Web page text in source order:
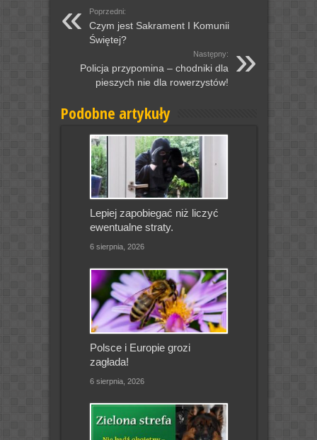
Poprzedni:
Czym jest Sakrament I Komunii
Świętej?
Następny:
Policja przypomina – chodniki dla
pieszych nie dla rowerzystów!
Podobne artykuły
Lepiej zapobiegać niż liczyć
ewentualne straty.
6 sierpnia, 2026
Polsce i Europie grozi
zagłada!
6 sierpnia, 2026